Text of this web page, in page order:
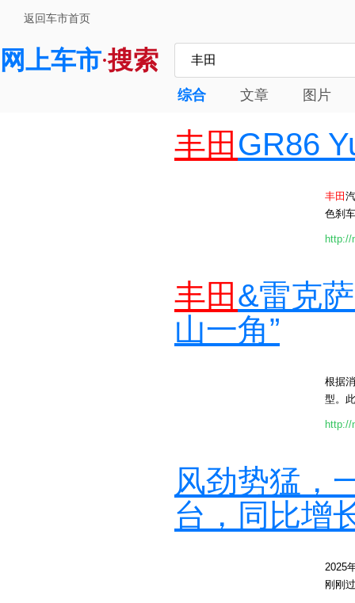
返回车市首页
网上车市·搜索
综合 文章 图片
丰田 GR86
丰田
色刹
http://
丰田 &雷克
山一角”
根据
型。
http://
风劲势猛，
台，同比增
2025
刚刚